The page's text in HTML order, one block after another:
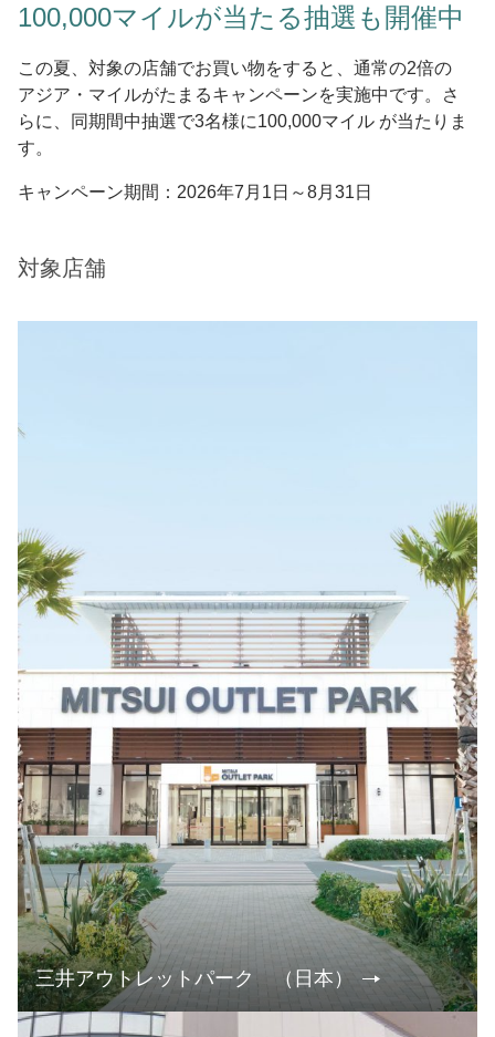
100,000マイルが当たる抽選も開催中
この夏、対象の店舗でお買い物をすると、通常の2倍の
アジア・マイルがたまるキャンペーンを実施中です。さ
らに、同期間中抽選で3名様に100,000マイル が当たりま
す。
キャンペーン期間：2026年7月1日～8月31日
対象店舗
三井アウトレットパーク （日本）